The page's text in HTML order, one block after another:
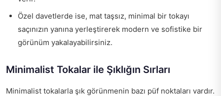
Özel davetlerde ise, mat taşsız, minimal bir tokayı
saçınızın yanına yerleştirerek modern ve sofistike bir
görünüm yakalayabilirsiniz.
Minimalist Tokalar ile Şıklığın Sırları
Minimalist tokalarla şık görünmenin bazı püf noktaları vardır.